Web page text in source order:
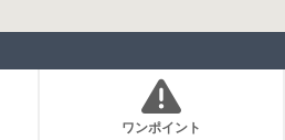
ワンポイント